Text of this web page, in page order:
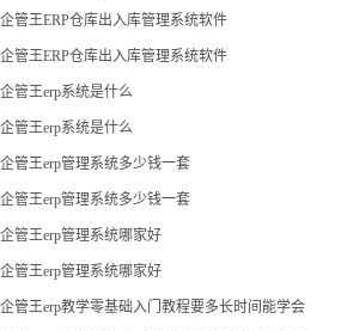
企管王ERP仓库出入库管理系统软件
企管王ERP仓库出入库管理系统软件
企管王erp系统是什么
企管王erp系统是什么
企管王erp管理系统多少钱一套
企管王erp管理系统多少钱一套
企管王erp管理系统哪家好
企管王erp管理系统哪家好
企管王erp教学零基础入门教程要多长时间能学会